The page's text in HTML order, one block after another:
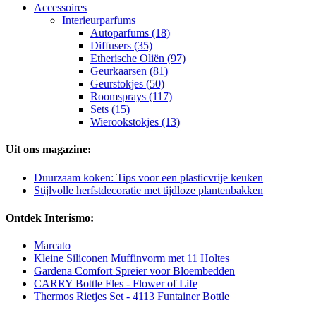
Accessoires
Interieurparfums
Autoparfums (18)
Diffusers (35)
Etherische Oliën (97)
Geurkaarsen (81)
Geurstokjes (50)
Roomsprays (117)
Sets (15)
Wierookstokjes (13)
Uit ons magazine:
Duurzaam koken: Tips voor een plasticvrije keuken
Stijlvolle herfstdecoratie met tijdloze plantenbakken
Ontdek Interismo:
Marcato
Kleine Siliconen Muffinvorm met 11 Holtes
Gardena Comfort Spreier voor Bloembedden
CARRY Bottle Fles - Flower of Life
Thermos Rietjes Set - 4113 Funtainer Bottle